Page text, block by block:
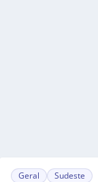
Geral Sudeste